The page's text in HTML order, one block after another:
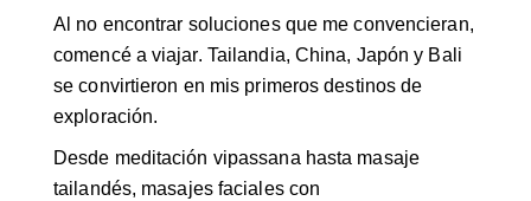
Al no encontrar soluciones que me convencieran,
comencé a viajar. Tailandia, China, Japón y Bali
se convirtieron en mis primeros destinos de
exploración.
Desde meditación vipassana hasta masaje
tailandés, masajes faciales con